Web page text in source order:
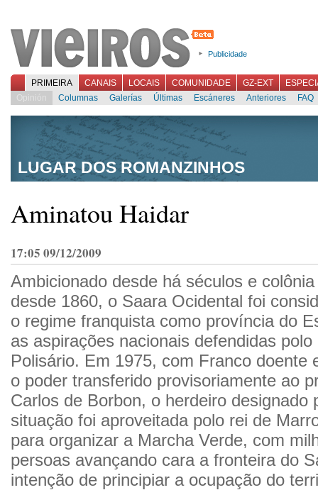
Publicidade
PRIMEIRA CANAIS LOCAIS COMUNIDADE GZ-EXT
Opinión
Columnas Galerías Últimas Escáneres Anteriores FAQ
LUGAR DOS ROMANZINHOS
Aminatou Haidar
17:05 09/12/2009
Ambicionado desde há séculos e
desde 1860, o Saara Ocidental foi
o regime franquista como província do
as aspirações nacionais defendidas polo
Polisário. Em 1975, com Franco doente
o poder transferido provisoriamente ao
Carlos de Borbon, o herdeiro designado
situação foi aproveitada polo rei de
para organizar a Marcha Verde, com
persoas avançando cara a fronteira do
intenção de principiar a ocupação do